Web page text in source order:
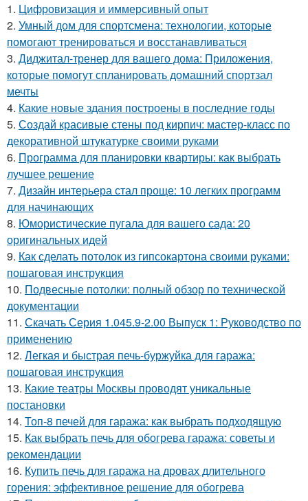
1. Цифровизация и иммерсивный опыт
2. Умный дом для спортсмена: технологии, которые
помогают тренироваться и восстанавливаться
3. Диджитал-тренер для вашего дома: Приложения,
которые помогут спланировать домашний спортзал
мечты
4. Какие новые здания построены в последние годы
5. Создай красивые стены под кирпич: мастер-класс по
декоративной штукатурке своими руками
6. Программа для планировки квартиры: как выбрать
лучшее решение
7. Дизайн интерьера стал проще: 10 легких программ
для начинающих
8. Юмористические пугала для вашего сада: 20
оригинальных идей
9. Как сделать потолок из гипсокартона своими руками:
пошаговая инструкция
10. Подвесные потолки: полный обзор по технической
документации
11. Скачать Серия 1.045.9-2.00 Выпуск 1: Руководство по
применению
12. Легкая и быстрая печь-буржуйка для гаража:
пошаговая инструкция
13. Какие театры Москвы проводят уникальные
постановки
14. Топ-8 печей для гаража: как выбрать подходящую
15. Как выбрать печь для обогрева гаража: советы и
рекомендации
16. Купить печь для гаража на дровах длительного
горения: эффективное решение для обогрева